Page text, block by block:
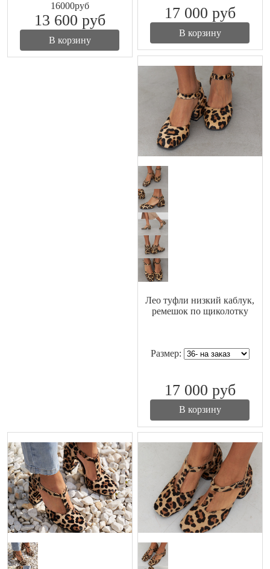
16000руб
13 600 руб
В корзину
17 000 руб
В корзину
Лео туфли низкий каблук,
ремешок по щиколотку
Размер:
17 000 руб
В корзину